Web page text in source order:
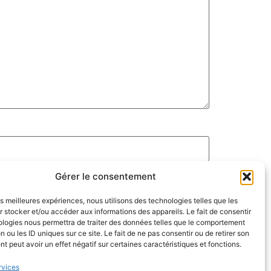
Gérer le consentement
meilleures expériences, nous utilisons des technologies telles que les
stocker et/ou accéder aux informations des appareils. Le fait de consentir
nous permettra de traiter des données telles que le comportement
ou les ID uniques sur ce site. Le fait de ne pas consentir ou de retirer son
peut avoir un effet négatif sur certaines caractéristiques et fonctions.